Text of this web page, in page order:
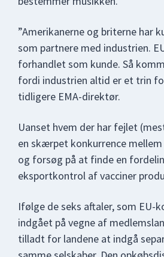
”Amerikanerne og briterne har
som partnere med industrien.
forhandlet som kunde. Så
fordi industrien altid er et trin
tidligere EMA-direktør.
Uanset hvem der har fejlet
en skærpet konkurrence
og forsøg på at finde en
eksportkontrol af vacciner
Ifølge de seks aftaler, som EU-
indgået på vegne af
tilladt for landene at indgå